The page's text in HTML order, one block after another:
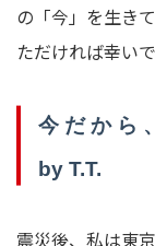
の「今」を生き
ただければ幸いで
今 だ か ら
by T.T.
震災後、私は東